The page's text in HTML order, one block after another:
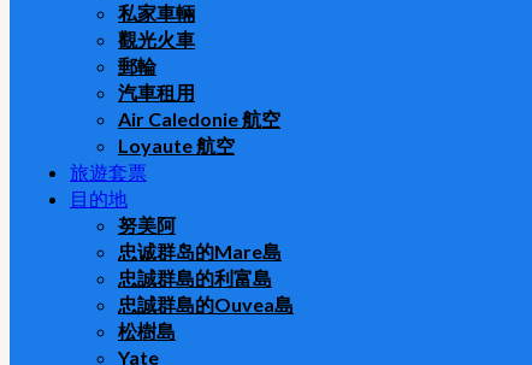
私家車輛
觀光火車
郵輪
汽車租用
Air Caledonie 航空
Loyaute 航空
旅遊套票
目的地
努美阿
忠诚群岛的Mare島
忠誠群島的利富島
忠誠群島的Ouvea島
松樹島
Yate